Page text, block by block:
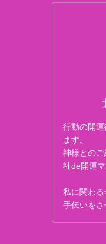
行動の開
ます。
神様との
社de開運
私に関わ
手伝いをさ